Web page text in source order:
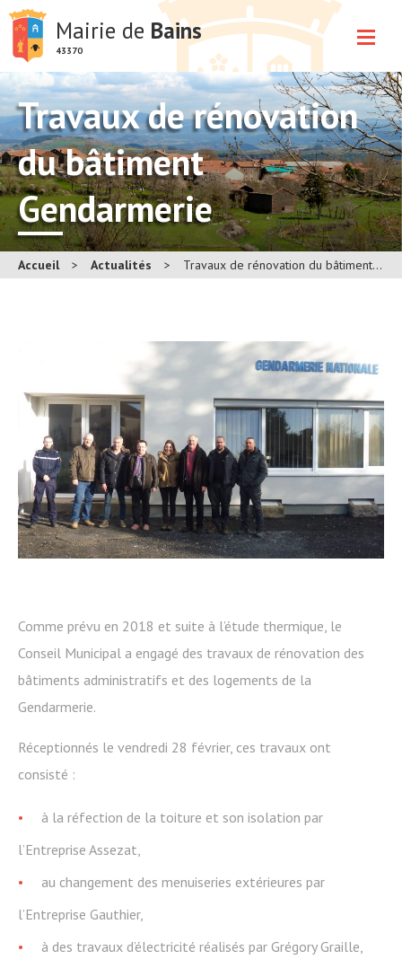
Mairie de Bains
43370
Travaux de rénovation
du bâtiment
Gendarmerie
Accueil > Actualités > Travaux de rénovation du bâtiment Gendarmerie
Comme prévu en 2018 et suite à l’étude thermique, le
Conseil Municipal a engagé des travaux de rénovation des
bâtiments administratifs et des logements de la
Gendarmerie.
Réceptionnés le vendredi 28 février, ces travaux ont
consisté :
à la réfection de la toiture et son isolation par
l’Entreprise Assezat,
au changement des menuiseries extérieures par
l’Entreprise Gauthier,
à des travaux d’électricité réalisés par Grégory Graille,